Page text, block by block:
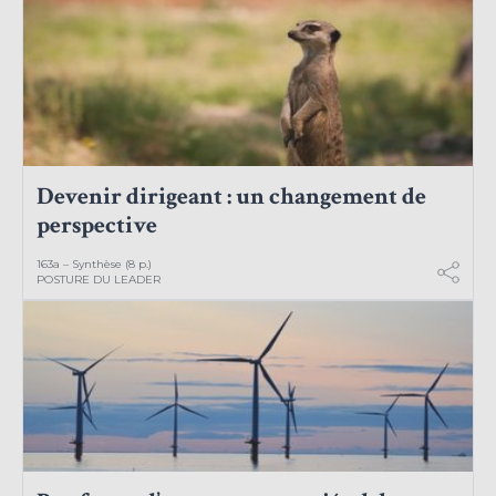
Devenir dirigeant : un changement de
perspective
163a – Synthèse (8 p.)
POSTURE DU LEADER